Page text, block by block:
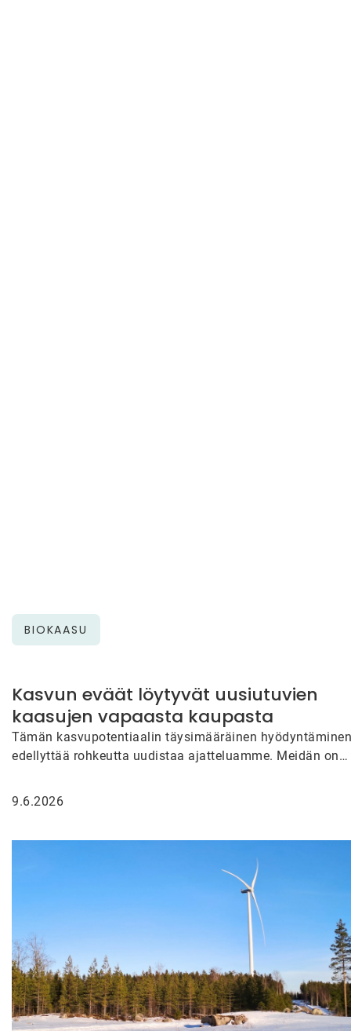
BIOKAASU
Kasvun eväät löytyvät uusiutuvien
kaasujen vapaasta kaupasta
Tämän kasvupotentiaalin täysimääräinen hyödyntäminen
edellyttää rohkeutta uudistaa ajatteluamme. Meidän on
kaasujen kauppaa…
9.6.2026